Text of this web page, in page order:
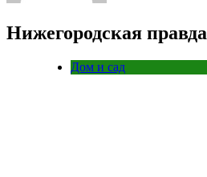
Нижегородская правда
Дом и сад